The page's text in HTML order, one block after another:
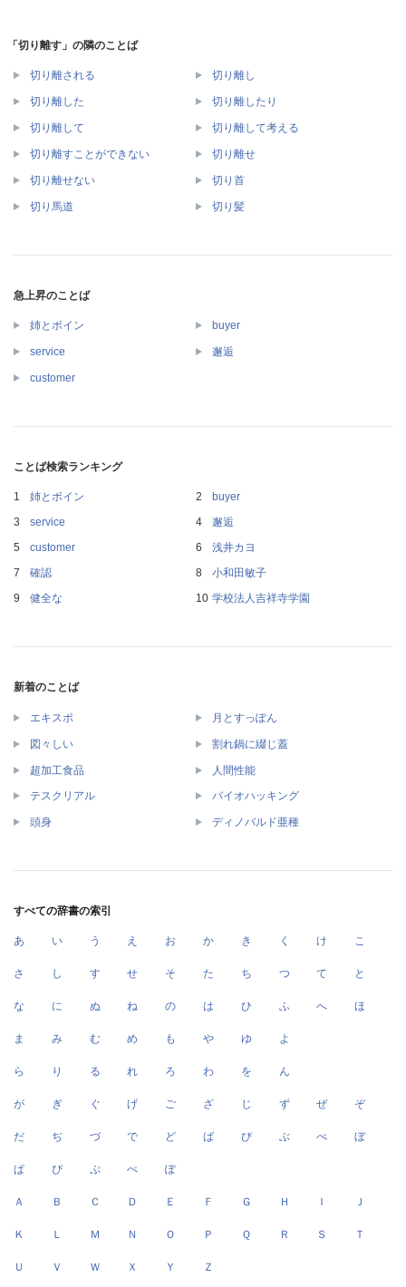
「切り離す」の隣のことば
切り離される 切り離し
切り離した 切り離したり
切り離して 切り離して考える
切り離すことができない 切り離せ
切り離せない 切り首
切り馬道 切り髪
急上昇のことば
姉とボイン buyer
service 邂逅
customer
ことば検索ランキング
姉とボイン
buyer
service
邂逅
customer
浅井カヨ
確認
小和田敏子
健全な
学校法人吉祥寺学園
新着のことば
エキスポ 月とすっぽん
図々しい 割れ鍋に綴じ蓋
超加工食品 人間性能
テスクリアル バイオハッキング
頭身 ディノバルド亜種
すべての辞書の索引
あ い う え お か き く け こ
さ し す せ そ た ち つ て と
な に ぬ ね の は ひ ふ へ ほ
ま み む め も や ゆ よ
ら り る れ ろ わ を ん
が ぎ ぐ げ ご ざ じ ず ぜ ぞ
だ ぢ づ で ど ば び ぶ べ ぼ
ぱ ぴ ぷ ぺ ぽ
Ａ Ｂ Ｃ Ｄ Ｅ Ｆ Ｇ Ｈ Ｉ Ｊ
Ｋ Ｌ Ｍ Ｎ Ｏ Ｐ Ｑ Ｒ Ｓ Ｔ
Ｕ Ｖ Ｗ Ｘ Ｙ Ｚ